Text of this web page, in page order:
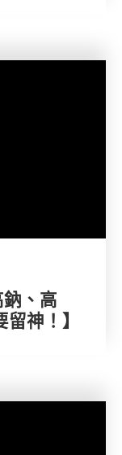
鈉、高
神！】